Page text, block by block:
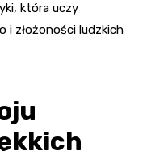
która uczy
i złożoności ludzkich